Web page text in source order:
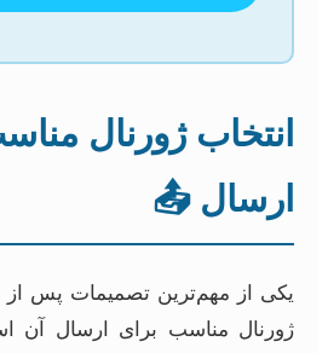
انتخاب ژورنال
ارسال 📤
یکی از مهم‌ترین تصمیمات پس از
ژورنال مناسب برای ارسال آن